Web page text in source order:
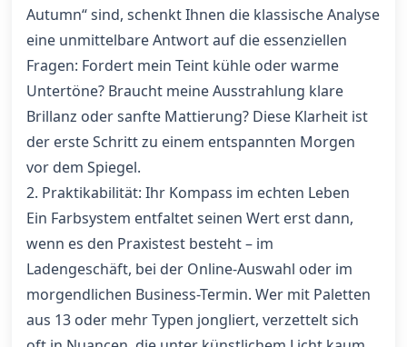
Autumn“ sind, schenkt Ihnen die klassische Analyse
eine unmittelbare Antwort auf die essenziellen
Fragen: Fordert mein Teint kühle oder warme
Untertöne? Braucht meine Ausstrahlung klare
Brillanz oder sanfte Mattierung? Diese Klarheit ist
der erste Schritt zu einem entspannten Morgen
vor dem Spiegel.
2. Praktikabilität: Ihr Kompass im echten Leben
Ein Farbsystem entfaltet seinen Wert erst dann,
wenn es den Praxistest besteht – im
Ladengeschäft, bei der Online-Auswahl oder im
morgendlichen Business-Termin. Wer mit Paletten
aus 13 oder mehr Typen jongliert, verzettelt sich